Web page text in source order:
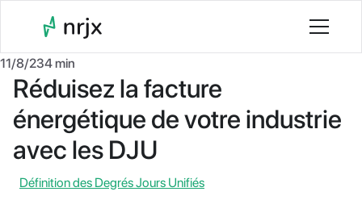
11/8/234 min
Réduisez la facture
énergétique de votre industrie
avec les DJU
Définition des Degrés Jours Unifiés